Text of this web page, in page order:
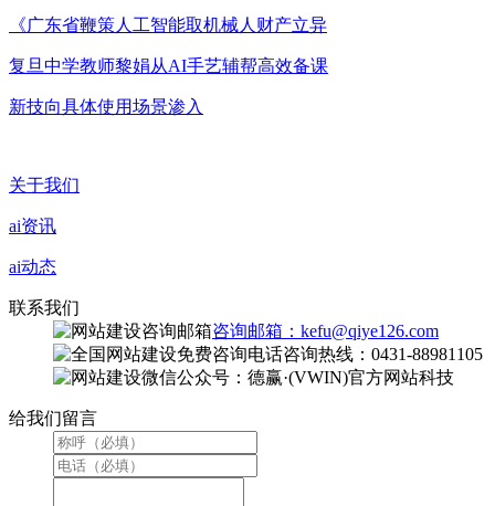
《广东省鞭策人工智能取机械人财产立异
复旦中学教师黎娟从AI手艺辅帮高效备课
新技向具体使用场景渗入
关于我们
ai资讯
ai动态
联系我们
咨询邮箱：kefu@qiye126.com
咨询热线：0431-88981105
微信公众号：德赢·(VWIN)官方网站科技
给我们留言